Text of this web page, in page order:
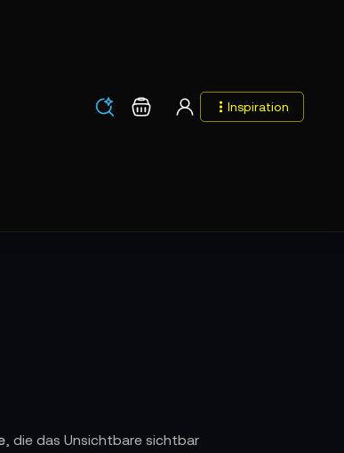
Los Warenkorb Inspiration
, die das Unsichtbare sichtbar